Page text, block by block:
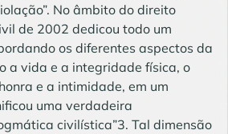
No âmbito do direito
de 2002 dedicou todo um
os diferentes aspectos da
a vida e a integridade física, o
e a intimidade, em um
uma verdadeira
civilística”3. Tal dimensão